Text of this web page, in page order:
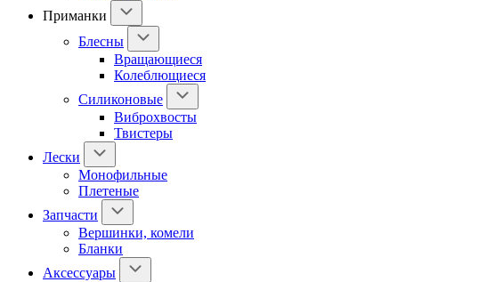
Приманки
Блесны
Вращающиеся
Колеблющиеся
Силиконовые
Виброхвосты
Твистеры
Лески
Монофильные
Плетеные
Запчасти
Вершинки, комели
Бланки
Аксессуары